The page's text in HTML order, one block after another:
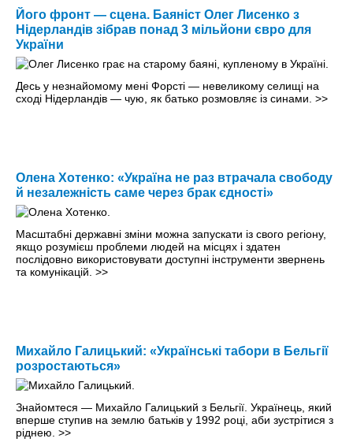
Його фронт — сцена. Баяніст Олег Лисенко з
Нідерландів зібрав понад 3 мільйони євро для
України
Десь у незнайомому мені Форсті — невеликому селищі на
сході Нідерландів — чую, як батько розмовляє із синами. >>
Олена Хотенко: «Україна не раз втрачала свободу
й незалежність саме через брак єдності»
Масштабні державні зміни можна запускати із свого регіону,
якщо розумієш проблеми людей на місцях і здатен
послідовно використовувати доступні інструменти звернень
та комунікацій. >>
Михайло Галицький: «Українські табори в Бельгії
розростаються»
Знайомтеся — Михайло Галицький з Бельгії. Українець, який
вперше ступив на землю батьків у 1992 році, аби зустрітися з
ріднею. >>